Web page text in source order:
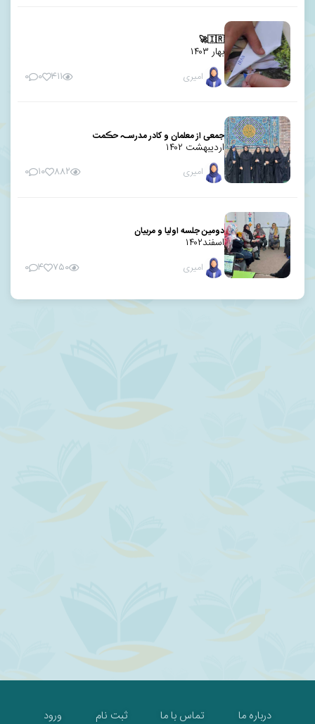
🇮🇷🚀
بهار ۱۴۰۳
امیری ۴۱۱ ۰ ۰
جمعی از معلمان و کادر مدرسـہ حڪمت
اردیبهشت ۱۴۰۲
امیری ۸۸۲ ۱۰ ۰
دومین جلسه اولیا و مربیان
اسفند۱۴۰۲
امیری ۷۵۰ ۴ ۰
درباره ما تماس با ما ثبت نام ورود